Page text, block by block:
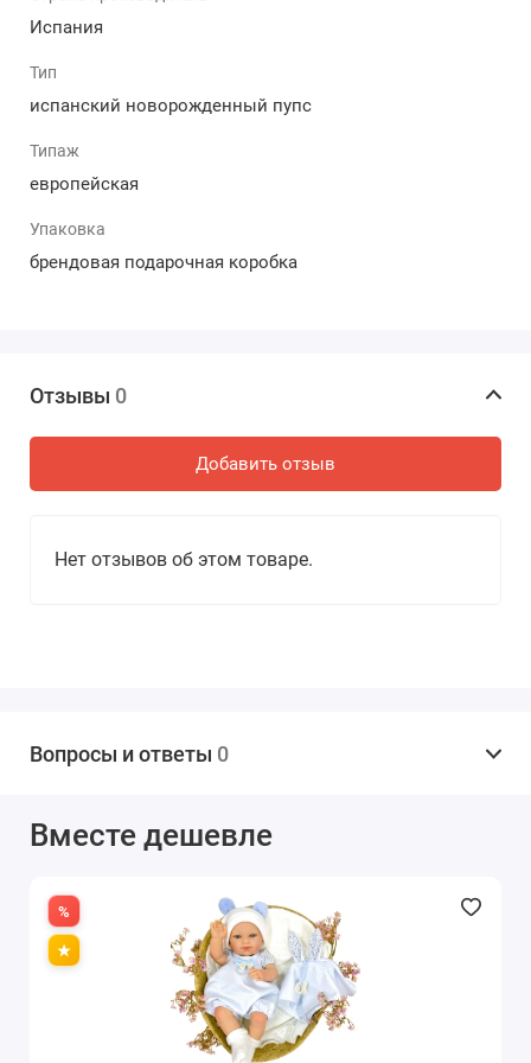
предоплаты, чтобы процесс покупки был простым и
Испания
Тип
испанский новорожденный пупс
Типаж
европейская
Упаковка
брендовая подарочная коробка
Отзывы 0
Добавить отзыв
Нет отзывов об этом товаре.
Вопросы и ответы 0
Вместе дешевле